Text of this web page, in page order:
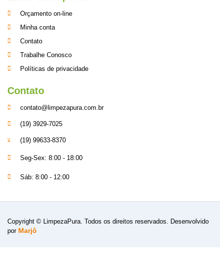
Orçamento on-line
Minha conta
Contato
Trabalhe Conosco
Políticas de privacidade
Contato
contato@limpezapura.com.br
(19) 3929-7025
(19) 99633-8370
Seg-Sex: 8:00 - 18:00
Sáb: 8:00 - 12:00
Copyright © LimpezaPura. Todos os direitos reservados. Desenvolvido
por Marjô